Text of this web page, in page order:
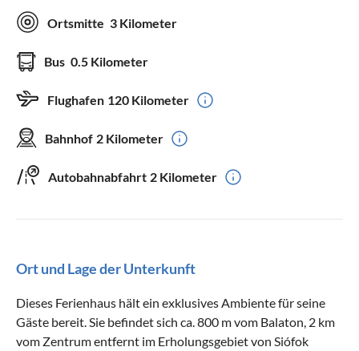
Ortsmitte 3 Kilometer
Bus 0.5 Kilometer
Flughafen 120 Kilometer
Bahnhof 2 Kilometer
Autobahnabfahrt 2 Kilometer
Ort und Lage der Unterkunft
Dieses Ferienhaus hält ein exklusives Ambiente für seine
Gäste bereit. Sie befindet sich ca. 800 m vom Balaton, 2 km
vom Zentrum entfernt im Erholungsgebiet von Siófok